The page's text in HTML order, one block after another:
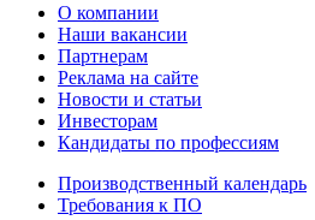
О компании
Наши вакансии
Партнерам
Реклама на сайте
Новости и статьи
Инвесторам
Кандидаты по профессиям
Производственный календарь
Требования к ПО